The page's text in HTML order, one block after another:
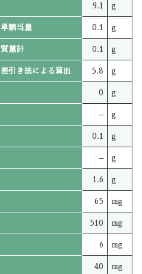
9.1 g
単糖当量 0.1 g
質量計 0.1 g
差引き法による算出 5.8 g
0 g
– g
0.1 g
– g
1.6 g
65 mg
510 mg
6 mg
40 mg